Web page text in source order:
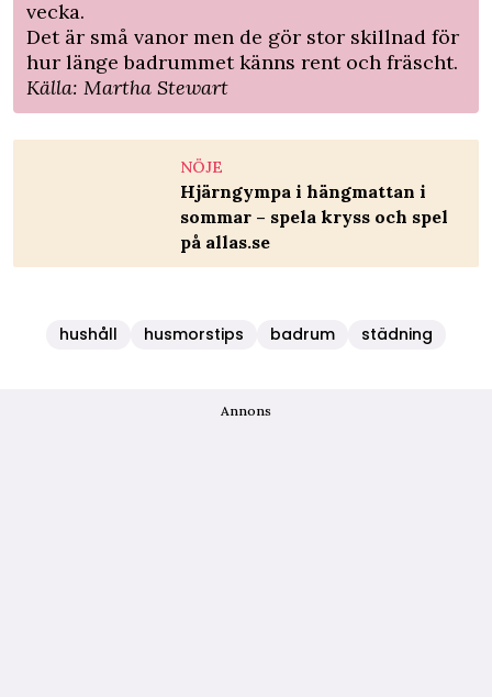
vecka.
Det är små vanor men de gör stor skillnad för
hur länge badrummet känns rent och fräscht.
Källa: Martha Stewart
NÖJE
Hjärngympa i hängmattan i
sommar – spela kryss och spel
på allas.se
hushåll husmorstips badrum städning
Annons